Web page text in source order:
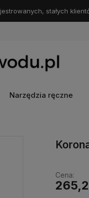
stałych
Narzędzia ręczne
Cena: